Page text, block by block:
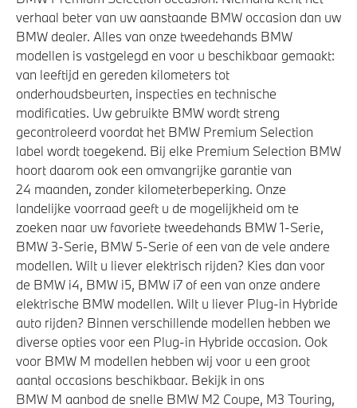
verhaal beter van uw aanstaande BMW occasion dan uw
BMW dealer. Alles van onze tweedehands BMW
modellen is vastgelegd en voor u beschikbaar gemaakt:
van leeftijd en gereden kilometers tot
onderhoudsbeurten, inspecties en technische
modificaties. Uw gebruikte BMW wordt streng
gecontroleerd voordat het BMW Premium Selection
label wordt toegekend. Bij elke Premium Selection BMW
hoort daarom ook een omvangrijke garantie van
24 maanden, zonder kilometerbeperking. Onze
landelijke voorraad geeft u de mogelijkheid om te
zoeken naar uw favoriete tweedehands BMW 1-Serie,
BMW 3-Serie, BMW 5-Serie of een van de vele andere
modellen. Wilt u liever elektrisch rijden? Kies dan voor
de BMW i4, BMW i5, BMW i7 of een van onze andere
elektrische BMW modellen. Wilt u liever Plug-in Hybride
auto rijden? Binnen verschillende modellen hebben we
diverse opties voor een Plug-in Hybride occasion. Ook
voor BMW M modellen hebben wij voor u een groot
aantal occasions beschikbaar. Bekijk in ons
BMW M aanbod de snelle BMW M2 Coupe, M3 Touring,